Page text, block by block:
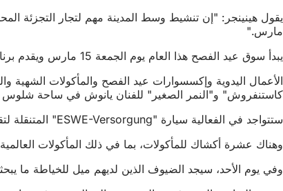
مارس."
يبدأ سوق عيد الفصح هذا العام يوم الجمعة 15 مارس ويقدم برنامجًا متنوعًا لجميع أفراد الأسرة في منطقة المشاة - من راينشتراسه إلى ماركتشتراسه - حتى يوم الأحد.
الأعمال اليدوية وإكسسوارات عيد الفصح والمأكولات
كاستنفروش" و"النمر الصغير" للفنان يانوش في ساحة شلوس
ستتواجد في الفعالية سيارة "ESWE-Versorgung" المتنقلة لتقديم المشورة في مجال الطاقة لتقديم معلومات عن أحدث اتجاهات الطاقة.
وهناك عشرة أكشاك للمأكولات، بما في ذلك المأكولات
وفي يوم الأحد، سيجد الضيوف الذين لديهم ميل للخياطة ما يبحثون عنه في سوق الأقمشة الكبير في أرض ديرنشن: